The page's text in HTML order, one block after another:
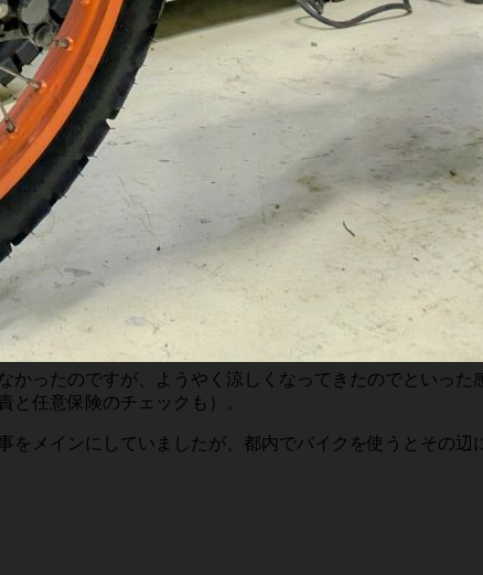
ったのですが、ようやく涼しくなってきたのでといっ
と任意保険のチェックも）。
メインにしていましたが、都内でバイクを使うとその